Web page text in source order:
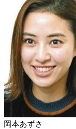
岡本あずさ